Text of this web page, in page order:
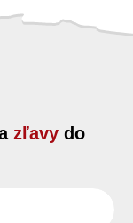
zľavy do